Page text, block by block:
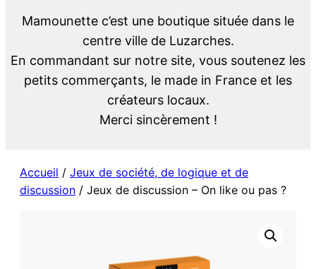
Mamounette c’est une boutique située dans le
centre ville de Luzarches.
En commandant sur notre site, vous soutenez les
petits commerçants, le made in France et les
créateurs locaux.
Merci sincèrement !
Accueil / Jeux de société, de logique et de
discussion / Jeux de discussion – On like ou pas ?